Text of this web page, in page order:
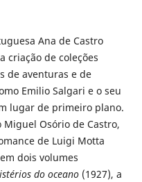
Ana de Castro
criação de coleções
de aventuras e de
Emilio Salgari e o seu
lugar de primeiro plano.
Osório de Castro,
de Luigi Motta
dois volumes
do oceano(1927), a